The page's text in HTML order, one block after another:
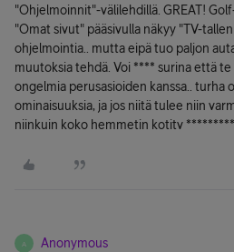
"Ohjelmoinnit"-välilehdillä. GREAT!
"Omat sivut" pääsivulla näkyy "TV-
ohjelmointia.. mutta eipä tuo paljon
muutoksia tehdä. Voi **** surina että
ongelmia perusasioiden kanssa.. turha
ominaisuuksia, ja jos niitä tulee niin
niinkuin koko hemmetin kotitv *********.
A Anonymous